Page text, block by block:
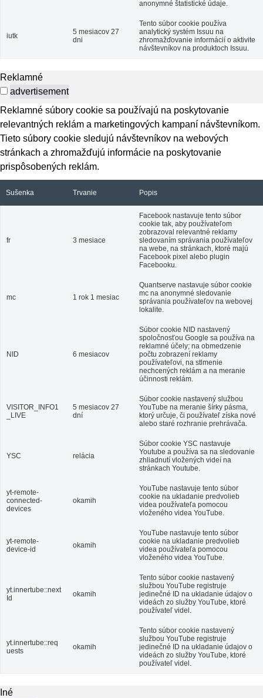
anonymné štatistické údaje.
iutk
5 mesiacov 27
dni
Tento súbor cookie používa
analytický systém Issuu na
zhromažďovanie informácií o aktivite
návštevníkov na produktoch Issuu.
Reklamné
advertisement
Reklamné súbory cookie sa používajú na poskytovanie
relevantných reklám a marketingových kampaní návštevníkom.
Tieto súbory cookie sledujú návštevníkov na webových
stránkach a zhromažďujú informácie na poskytovanie
prispôsobených reklám.
Sušenka Trvanie Popis
fr 3 mesiace
Facebook nastavuje tento súbor
cookie tak, aby používateľom
zobrazoval relevantné reklamy
sledovaním správania používateľov
na webe, na stránkach, ktoré majú
Facebook pixel alebo plugin
Facebooku.
mc 1 rok 1 mesiac
Quantserve nastavuje súbor cookie
mc na anonymné sledovanie
správania používateľov na webovej
lokalite.
NID 6 mesiacov
Súbor cookie NID nastavený
spoločnosťou Google sa používa na
reklamné účely; na obmedzenie
počtu zobrazení reklamy
používateľovi, na stlmenie
nechcených reklám a na meranie
účinnosti reklám.
VISITOR_INFO1
_LIVE
5 mesiacov 27
dní
Súbor cookie nastavený službou
YouTube na meranie šírky pásma,
ktorý určuje, či používateľ získa nové
alebo staré rozhranie prehrávača.
YSC relácia
Súbor cookie YSC nastavuje
Youtube a používa sa na sledovanie
zhliadnutí vložených videí na
stránkach Youtube.
yt-remote-
connected-
devices
okamih
YouTube nastavuje tento súbor
cookie na ukladanie predvolieb
videa používateľa pomocou
vloženého videa YouTube.
yt-remote-
device-id
okamih
YouTube nastavuje tento súbor
cookie na ukladanie predvolieb
videa používateľa pomocou
vloženého videa YouTube.
yt.innertube::next
Id
okamih
Tento súbor cookie nastavený
službou YouTube registruje
jedinečné ID na ukladanie údajov o
videách zo služby YouTube, ktoré
používateľ videl.
yt.innertube::req
uests
okamih
Tento súbor cookie nastavený
službou YouTube registruje
jedinečné ID na ukladanie údajov o
videách zo služby YouTube, ktoré
používateľ videl.
Iné